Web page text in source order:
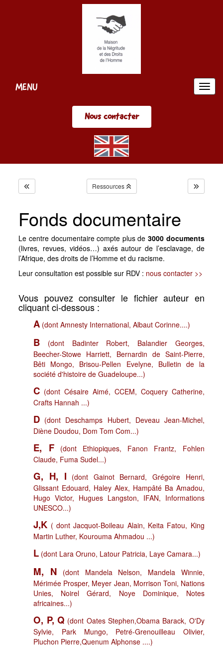
MENU
Nous contacter
Ressources
Fonds documentaire
Le centre documentaire compte plus de 3000 documents
(livres, revues, vidéos…) axés autour de l’esclavage, de
l’Afrique, des droits de l’Homme et du racisme.
Leur consultation est possible sur RDV : nous contacter >>
Vous pouvez consulter le fichier auteur en
cliquant ci-dessous :
A (dont Amnesty International, Albaut Corinne....)
B (dont Badinter Robert, Balandier Georges,
Beecher-Stowe Harriett, Bernardin de Saint-Pierre,
Bêti Mongo, Brisou-Pellen Evelyne, Bulletin de la
société d'histoire de Guadeloupe...)
C (dont Césaire Aimé, CCEM, Coquery Catherine,
Crafts Hannah ...)
D (dont Deschamps Hubert, Deveau Jean-Michel,
Diène Doudou, Dom Tom Com...)
E, F(dont Ethiopiques, Fanon Frantz, Fohlen
Claude, Fuma Sudel...)
G, H, I (dont Gainot Bernard, Grégoire Henri,
Glissant Edouard, Haley Alex, Hampâté Ba Amadou,
Hugo Victor, Hugues Langston, IFAN, Informations
UNESCO...)
J,K ( dont Jacquot-Boileau Alain, Keita Fatou, King
Martin Luther, Kourouma Ahmadou ...)
L (dont Lara Oruno, Latour Patricia, Laye Camara...)
M, N (dont Mandela Nelson, Mandela Winnie,
Mérimée Prosper, Meyer Jean, Morrison Toni, Nations
Unies, Noirel Gérard, Noye Dominique, Notes
africaines...)
O, P, Q (dont Oates Stephen,Obama Barack, O'Dy
Sylvie, Park Mungo, Petré-Grenouilleau Olivier,
Pluchon Pierre,Quenum Alphonse ....)
Panneau de gestion des cookies